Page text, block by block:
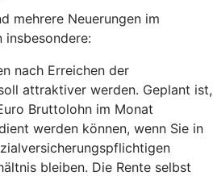
mehrere Neuerungen im
insbesondere:
nach Erreichen der
attraktiver werden. Geplant ist,
Bruttolohn im Monat
werden können, wenn Sie in
bleiben. Die Rente selbst